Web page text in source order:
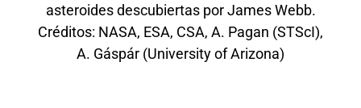
asteroides descubiertas por James Webb.
Créditos: NASA, ESA, CSA, A. Pagan (STScI),
A. Gáspár (University of Arizona)